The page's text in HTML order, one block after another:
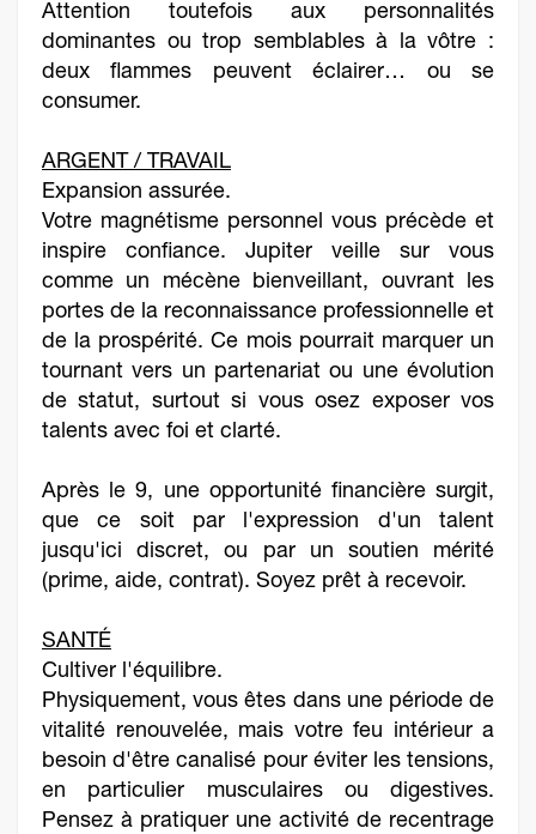
Attention toutefois aux personnalités
dominantes ou trop semblables à la vôtre :
deux flammes peuvent éclairer… ou se
consumer.
ARGENT / TRAVAIL
Expansion assurée.
Votre magnétisme personnel vous précède et
inspire confiance. Jupiter veille sur vous
comme un mécène bienveillant, ouvrant les
portes de la reconnaissance professionnelle et
de la prospérité. Ce mois pourrait marquer un
tournant vers un partenariat ou une évolution
de statut, surtout si vous osez exposer vos
talents avec foi et clarté.
Après le 9, une opportunité financière surgit,
que ce soit par l'expression d'un talent
jusqu'ici discret, ou par un soutien mérité
(prime, aide, contrat). Soyez prêt à recevoir.
SANTÉ
Cultiver l'équilibre.
Physiquement, vous êtes dans une période de
vitalité renouvelée, mais votre feu intérieur a
besoin d'être canalisé pour éviter les tensions,
en particulier musculaires ou digestives.
Pensez à pratiquer une activité de recentrage